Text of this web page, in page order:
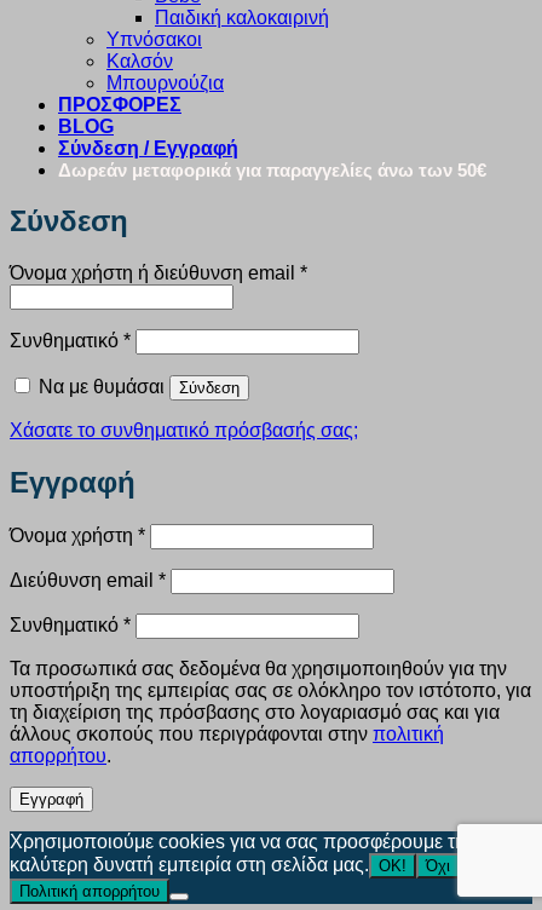
Παιδική καλοκαιρινή
Υπνόσακοι
Καλσόν
Μπουρνούζια
ΠΡΟΣΦΟΡΕΣ
BLOG
Σύνδεση / Εγγραφή
Δωρεάν μεταφορικά για παραγγελίες άνω των 50€
Σύνδεση
Όνομα χρήστη ή διεύθυνση email *Απαιτείται
Συνθηματικό *Απαιτείται
Να με θυμάσαι Σύνδεση
Χάσατε το συνθηματικό πρόσβασής σας;
Εγγραφή
Όνομα χρήστη *Απαιτείται
Διεύθυνση email *Απαιτείται
Συνθηματικό *Απαιτείται
Τα προσωπικά σας δεδομένα θα χρησιμοποιηθούν για την
υποστήριξη της εμπειρίας σας σε ολόκληρο τον ιστότοπο, για
τη διαχείριση της πρόσβασης στο λογαριασμό σας και για
άλλους σκοπούς που περιγράφονται στην πολιτική
απορρήτου.
Εγγραφή
Χρησιμοποιούμε cookies για να σας προσφέρουμε την
καλύτερη δυνατή εμπειρία στη σελίδα μας. ΟΚ!
Όχι
Πολιτική απορρήτου